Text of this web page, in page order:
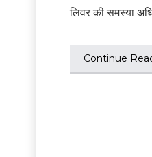
लिवर की समस्या
Continue